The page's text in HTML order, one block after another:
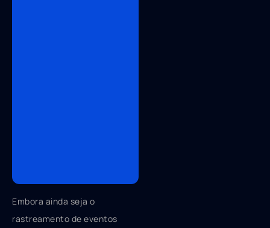
Embora ainda seja o
rastreamento de eventos